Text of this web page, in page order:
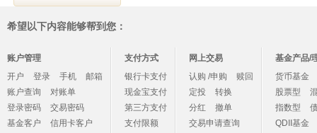
希望以下内容能够帮到您：
账户管理
开户
登录 手机
邮箱
账户查询
对账单
登录密码
交易密码
基金客户
信用卡客户
支付方式
银行卡支付
现金宝支付
第三方支付
支付限额
网上交易
认购 /申购
赎回
定投
转换
分红
撤单
交易申请查询
基金产品/
货币基金
股票型
指数型
QDII基金